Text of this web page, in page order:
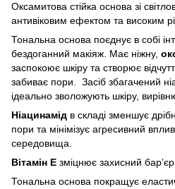
Оксамитова стійка основа зі
антивіковим ефектом та високим
Тональна основа поєднує в собі
бездоганний макіяж. Має ніжну,
заспокоює шкіру та створює
забиває пори. Засіб збагачений
ідеально зволожують шкіру,
Ніацинамід в складі зменшує
пори та мінімізує агресивний
середовища.
Вітамін Е зміцнює захисний
Тональна основа покращує